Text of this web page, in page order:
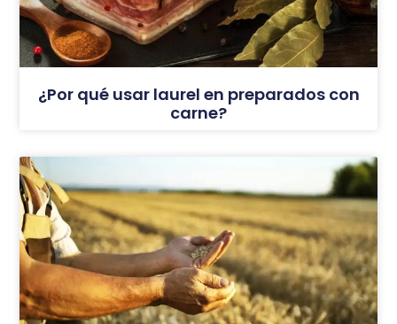
¿Por qué usar laurel en preparados con
carne?